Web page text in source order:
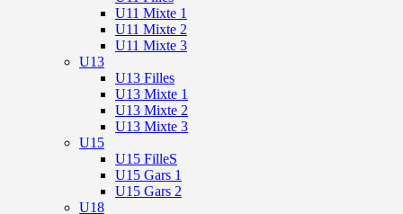
U11 Mixte 1
U11 Mixte 2
U11 Mixte 3
U13
U13 Filles
U13 Mixte 1
U13 Mixte 2
U13 Mixte 3
U15
U15 FilleS
U15 Gars 1
U15 Gars 2
U18